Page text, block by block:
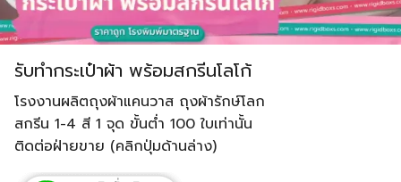
รับทำกระเป๋าผ้า พร้อมสกรีนโลโก้
โรงงานผลิตถุงผ้าแคนวาส ถุงผ้ารักษ์โลก
สกรีน 1-4 สี 1 จุด ขั้นต่ำ 100 ใบเท่านั้น
ติดต่อฝ่ายขาย (คลิกปุ่มด้านล่าง)